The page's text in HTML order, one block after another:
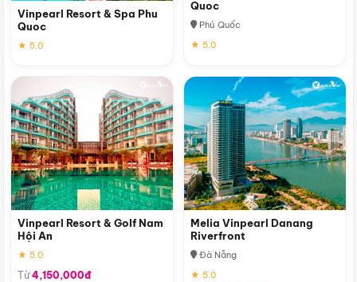
Vinpearl Resort & Spa Phu
Quoc
★ 5.0
Quoc
Phú Quốc
★ 5.0
Vinpearl Resort & Golf Nam
Hội An
★ 5.0
Từ4,150,000đ
Melia Vinpearl Danang
Riverfront
Đà Nẵng
★ 5.0